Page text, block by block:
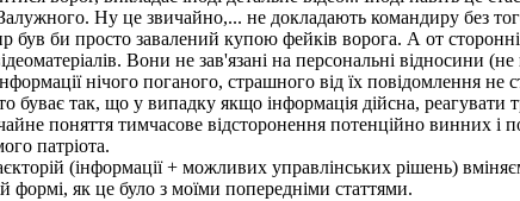
Ну це звичайно,... не докладають командиру без
був би просто завалений купою фейків ворога. А от
Вони не зав'язані на персональні відносини
нічого поганого, страшного від їх повідомлення не
буває так, що у випадку якщо інформація дійсна,
поняття тимчасове відсторонення потенційно винних і
патріота.
(інформації + можливих управлінських рішень)
формі, як це було з моїми попередніми статтями.